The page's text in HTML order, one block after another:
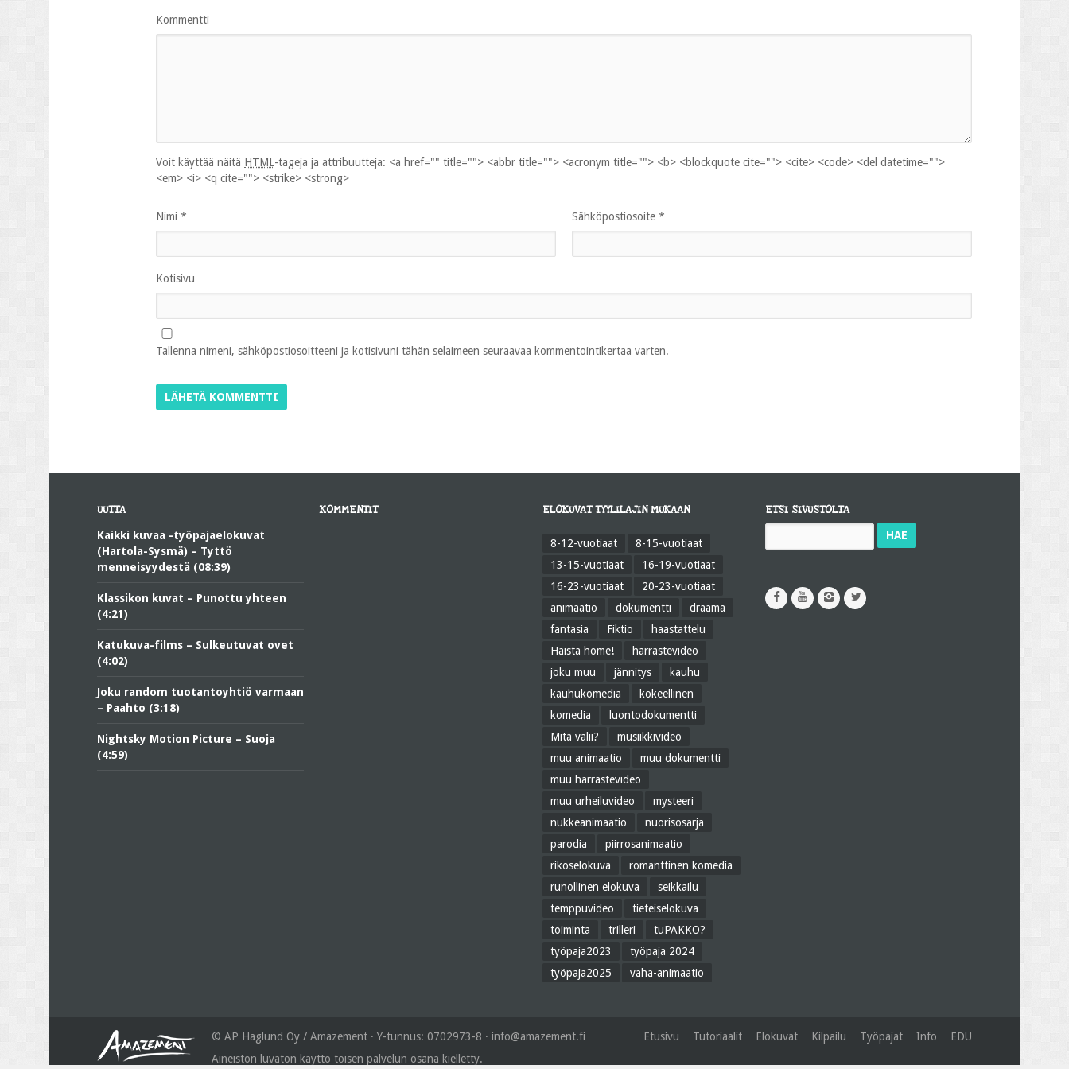
Kommentti
Voit käyttää näitä HTML-tageja ja attribuutteja: <a href="" title=""> <abbr title=""> <acronym title=""> <b> <blockquote cite=""> <cite> <code> <del datetime="">
<em> <i> <q cite=""> <strike> <strong>
Nimi * Sähköpostiosoite *
Kotisivu
Tallenna nimeni, sähköpostiosoitteeni ja kotisivuni tähän selaimeen seuraavaa kommentointikertaa varten.
UUTTA
Kaikki kuvaa -työpajaelokuvat
(Hartola-Sysmä) – Tyttö
menneisyydestä (08:39)
Klassikon kuvat – Punottu yhteen
(4:21)
Katukuva-films – Sulkeutuvat ovet
(4:02)
Joku random tuotantoyhtiö varmaan
– Paahto (3:18)
Nightsky Motion Picture – Suoja
(4:59)
KOMMENTIT ELOKUVAT TYYLILAJIN MUKAAN
8-12-vuotiaat
8-15-vuotiaat
13-15-vuotiaat
16-19-vuotiaat
16-23-vuotiaat
20-23-vuotiaat
animaatio
dokumentti
draama
fantasia
Fiktio
haastattelu
Haista home!
harrastevideo
joku muu
jännitys
kauhu
kauhukomedia
kokeellinen
komedia
luontodokumentti
Mitä välii?
musiikkivideo
muu animaatio
muu dokumentti
muu harrastevideo
muu urheiluvideo
mysteeri
nukkeanimaatio
nuorisosarja
parodia
piirrosanimaatio
rikoselokuva
romanttinen komedia
runollinen elokuva
seikkailu
temppuvideo
tieteiselokuva
toiminta
trilleri
tuPAKKO?
työpaja2023
työpaja 2024
työpaja2025
vaha-animaatio
ETSI SIVUSTOLTA
© AP Haglund Oy / Amazement · Y-tunnus: 0702973-8 · info@amazement.fi
Aineiston luvaton käyttö toisen palvelun osana kielletty.
Etusivu Tutoriaalit Elokuvat Kilpailu Työpajat Info EDU